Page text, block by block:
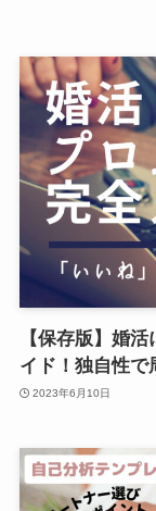
【保存版】婚
イド！独自性で
2023年6月10日